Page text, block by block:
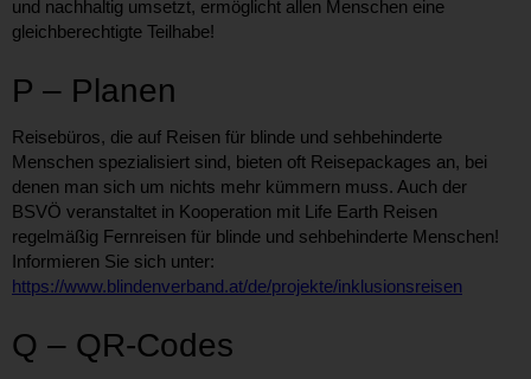
und nachhaltig umsetzt, ermöglicht allen Menschen eine
gleichberechtigte Teilhabe!
P – Planen
Reisebüros, die auf Reisen für blinde und sehbehinderte
Menschen spezialisiert sind, bieten oft Reisepackages an, bei
denen man sich um nichts mehr kümmern muss. Auch der
BSVÖ veranstaltet in Kooperation mit Life Earth Reisen
regelmäßig Fernreisen für blinde und sehbehinderte Menschen!
Informieren Sie sich unter:
https://www.blindenverband.at/de/projekte/inklusionsreisen
Q – QR-Codes